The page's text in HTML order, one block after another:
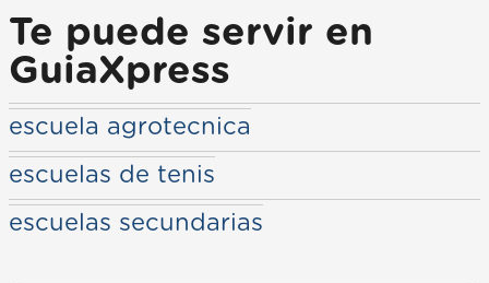
Te puede servir en
GuiaXpress
escuela agrotecnica
escuelas de tenis
escuelas secundarias